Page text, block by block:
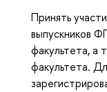
Принять
выпускников
факультета, а
факультета.